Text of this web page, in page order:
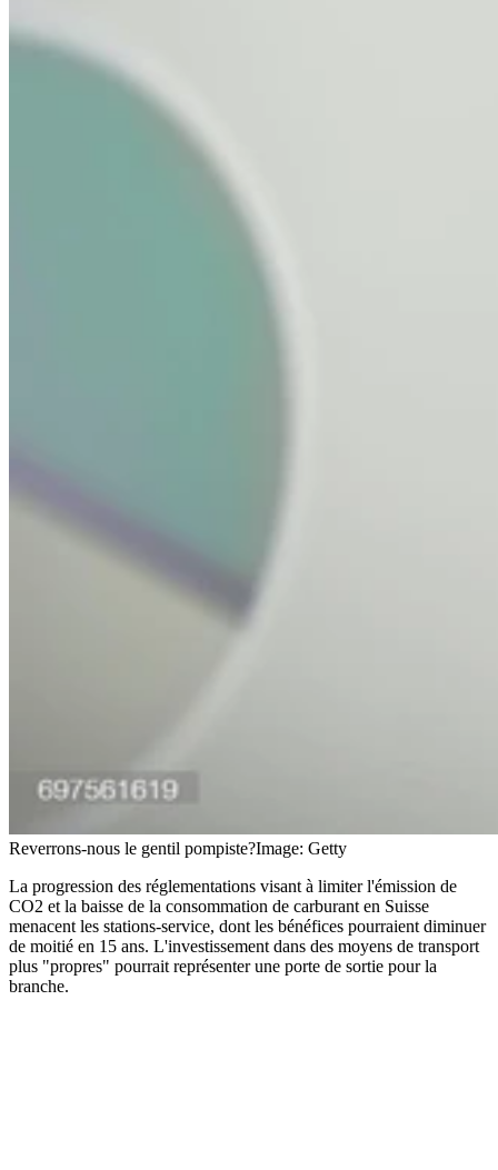
Reverrons-nous le gentil pompiste?Image: Getty
La progression des réglementations visant à limiter l'émission de
CO2 et la baisse de la consommation de carburant en Suisse
menacent les stations-service, dont les bénéfices pourraient diminuer
de moitié en 15 ans. L'investissement dans des moyens de transport
plus "propres" pourrait représenter une porte de sortie pour la
branche.